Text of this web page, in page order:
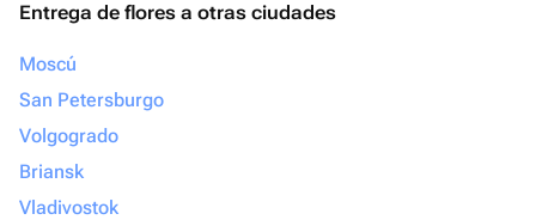
Entrega de flores a otras ciudades
Moscú
San Petersburgo
Volgogrado
Briansk
Vladivostok